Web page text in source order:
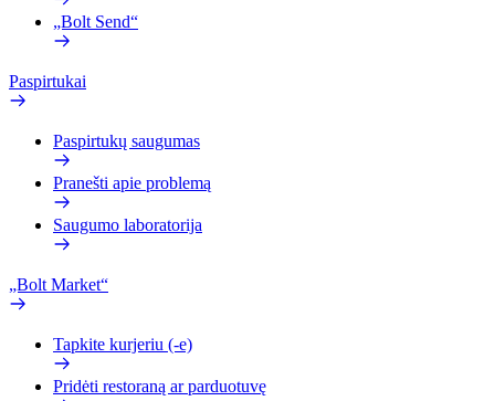
„Bolt Send“
Paspirtukai
Paspirtukų saugumas
Pranešti apie problemą
Saugumo laboratorija
„Bolt Market“
Tapkite kurjeriu (-e)
Pridėti restoraną ar parduotuvę